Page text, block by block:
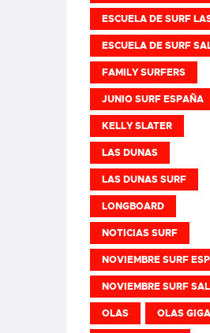
ESCUELA DE SURF
ESCUELA DE SURF
FAMILY SURFERS
JUNIO SURF ESPAÑA
KELLY SLATER
LAS DUNAS
LAS DUNAS SURF
LONGBOARD
NOTICIAS SURF
NOVIEMBRE SURF
NOVIEMBRE SURF
OLAS OLAS